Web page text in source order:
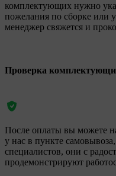
комплектующих нужно
пожелания по сборке или
менеджер свяжется и
Проверка
После оплаты вы можете
у нас в пункте
специалистов, они с
продемонстрируют